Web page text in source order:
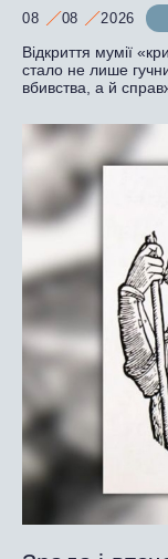
08 08 2026
Відкриття мумії
стало не лише
вбивства, а й